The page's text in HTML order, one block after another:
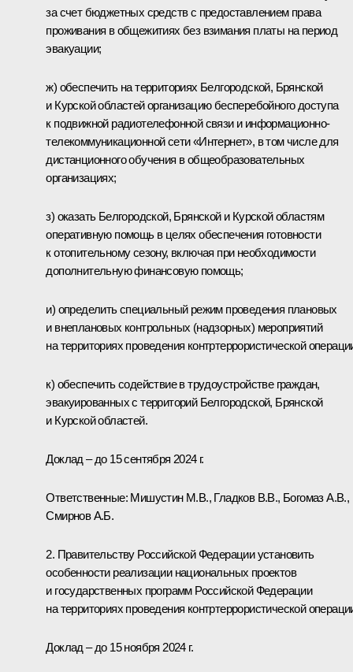
за счет бюджетных средств с предоставлением права
проживания в общежитиях без взимания платы на период
эвакуации;
ж) обеспечить на территориях Белгородской, Брянской
и Курской областей организацию бесперебойного доступа
к подвижной радиотелефонной связи и информационно-
телекоммуникационной сети «Интернет», в том числе для
дистанционного обучения в общеобразовательных
организациях;
з) оказать Белгородской, Брянской и Курской областям
оперативную помощь в целях обеспечения готовности
к отопительному сезону, включая при необходимости
дополнительную финансовую помощь;
и) определить специальный режим проведения плановых
и внеплановых контрольных (надзорных) мероприятий
на территориях проведения контртеррористической
к) обеспечить содействие в трудоустройстве граждан,
эвакуированных с территорий Белгородской, Брянской
и Курской областей.
Доклад – до 15 сентября 2024 г.
Ответственные: Мишустин М.В., Гладков В.В., Богомаз А.В.,
Смирнов А.Б.
2. Правительству Российской Федерации установить
особенности реализации национальных проектов
и государственных программ Российской Федерации
на территориях проведения контртеррористической
Доклад – до 15 ноября 2024 г.